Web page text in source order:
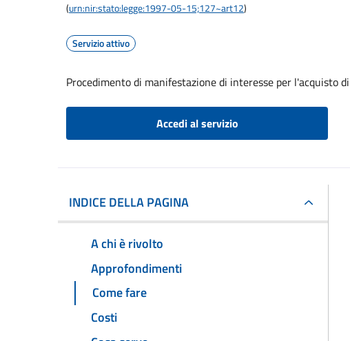
(urn:nir:stato:legge:1997-05-15;127~art12)
Servizio attivo
Procedimento di manifestazione di interesse per l'acquisto
Accedi al servizio
INDICE DELLA PAGINA
A chi è rivolto
Approfondimenti
Come fare
Costi